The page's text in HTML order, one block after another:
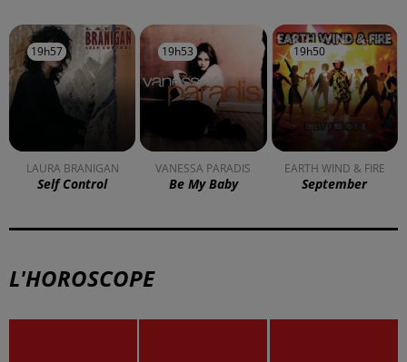
19h57
19h57
LAURA BRANIGAN
Self Control
19h53
19h53
VANESSA PARADIS
Be My Baby
19h50
19h50
EARTH WIND & FIRE
September
L'HOROSCOPE